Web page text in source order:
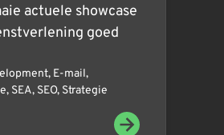
actuele showcase
goed
, E-mail,
, SEA, SEO, Strategie